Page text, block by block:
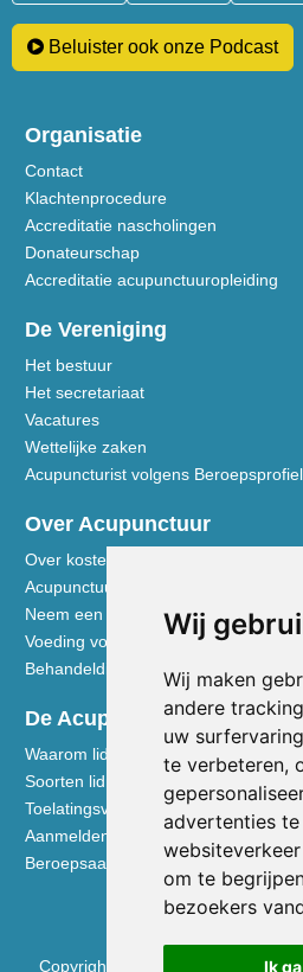
Wij
Wij maken
andere
uw
te verbeteren,
advertenties
om te
bezoekers
Ik
Beluister ook onze Podcast
Organisatie
Contact
Klachtenprocedure
Accreditatie nascholingen
Donateurschap
Accreditatie acupunctuuropleiding
De Vereniging
Het bestuur
Het secretariaat
Vacatures
Wettelijke zaken
Acupuncturist volgens Beroepsprofiel
Over Acupunctuur
Over kosten en vergoedingen
Acupunctuur toegelicht
Neem een kijkje in de praktijk
Voeding volgens de Vijf Elementen
Behandeldisciplines - TCG
De Acupuncturist
Waarom lid worden van de NVA
Soorten lidmaatschap NVA
Toelatingsvoorwaarden
Aanmelden voor lidmaatschap
Copyright © 2026 Nederlandse